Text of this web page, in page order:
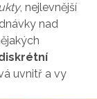
, nejlevnější
nad
uvnitř a vy